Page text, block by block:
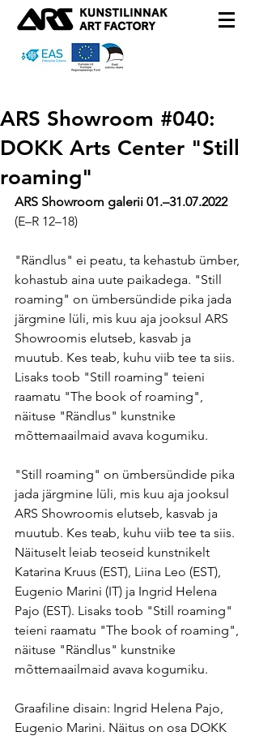
ARS Showroom #040:
DOKK Arts Center "Still
roaming"
ARS Showroom galerii 01.–31.07.2022
(E–R 12–18)
"Rändlus" ei peatu, ta kehastub ümber,
kohastub aina uute paikadega. "Still
roaming" on ümbersündide pika jada
järgmine lüli, mis kuu aja jooksul ARS
Showroomis elutseb, kasvab ja
muutub. Kes teab, kuhu viib tee ta siis.
Lisaks toob "Still roaming" teieni
raamatu "The book of roaming",
näituse "Rändlus" kunstnike
mõttemaailmaid avava kogumiku.
"Still roaming" on ümbersündide pika
jada järgmine lüli, mis kuu aja jooksul
ARS Showroomis elutseb, kasvab ja
muutub. Kes teab, kuhu viib tee ta siis.
Näituselt leiab teoseid kunstnikelt
Katarina Kruus (EST), Liina Leo (EST),
Eugenio Marini (IT) ja Ingrid Helena
Pajo (EST). Lisaks toob "Still roaming"
teieni raamatu "The book of roaming",
näituse "Rändlus" kunstnike
mõttemaailmaid avava kogumiku.
Graafiline disain: Ingrid Helena Pajo,
Eugenio Marini. Näitus on osa DOKK